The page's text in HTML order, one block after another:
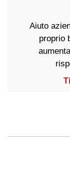
Aiuto
proprio